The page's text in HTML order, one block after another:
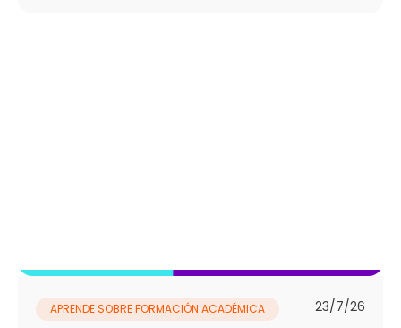
APRENDE SOBRE FORMACIÓN ACADÉMICA 23/7/26